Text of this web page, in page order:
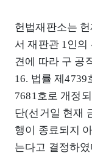
헌법재판소는 헌
서 재판관 1인의
견에 따라 구 공
16. 법률 제4739
7681호로 개정
단(선거일 현재
행이 종료되지
는다고 결정하